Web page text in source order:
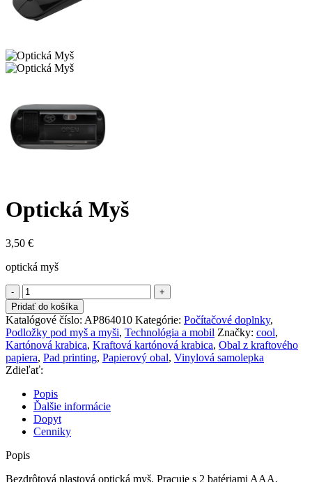
Optická Myš
3,50 €
optická myš
množstvo
Optická
Myš
Pridať do košíka
Katalógové číslo: AP864010 Kategórie: Počítačové doplnky,
Podložky pod myš a myši, Technológia a mobil Značky: cool,
Kartónová krabica, Kraftová kartónová krabica, Obal z kraftového
papiera, Pad printing, Papierový obal, Vinylová samolepka
Zdieľať:
Popis
Ďalšie informácie
Dopyt
Cenniky
Popis
Bezdrôtová plastová optická myš. Pracuje s 2 batériami AAA,